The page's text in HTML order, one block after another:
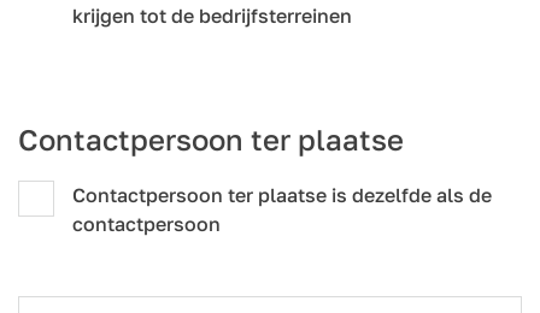
krijgen tot de bedrijfsterreinen
Contactpersoon ter plaatse
Contactpersoon ter plaatse is dezelfde als de
contactpersoon